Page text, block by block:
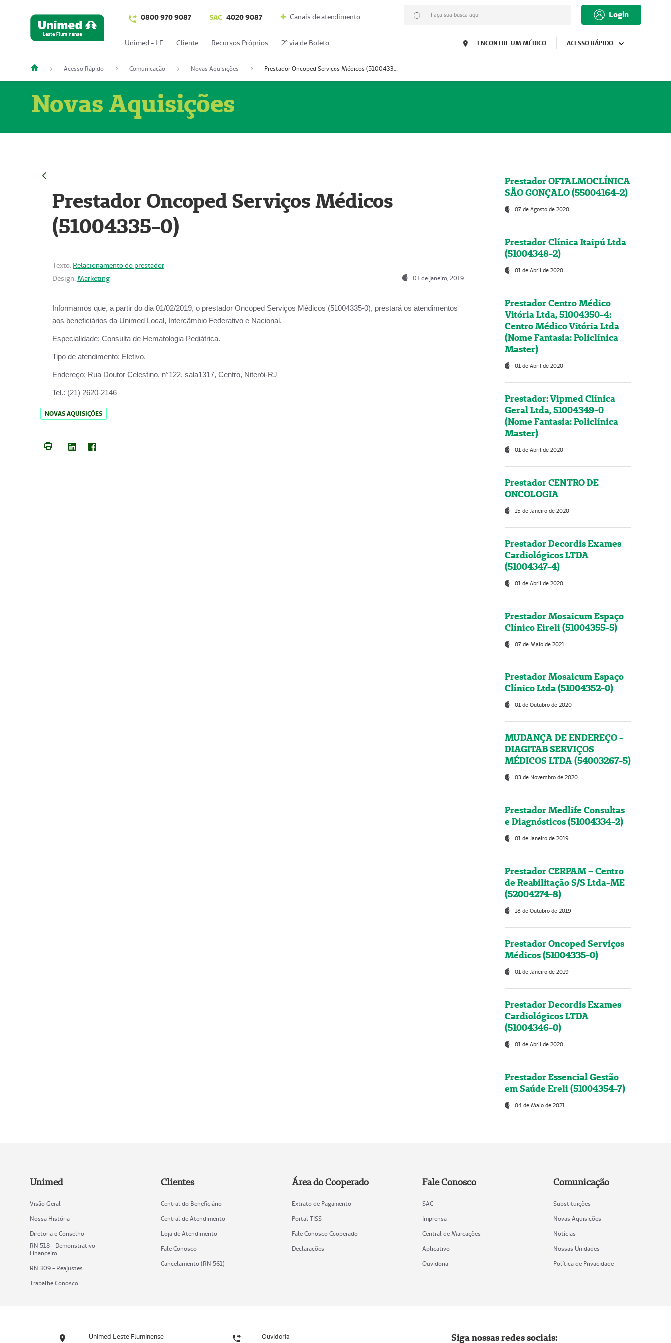
0800 970 9087 SAC 4020 9087 Canais de atendimento Faça sua busca aqui Login
Unimed - LF Cliente Recursos Próprios 2º via de Boleto ENCONTRE UM MÉDICO ACESSO RÁPIDO
Acesso Rápido Comunicação Novas Aquisições Prestador Oncoped Serviços Médicos (51004335-0)
Novas Aquisições
Prestador Oncoped Serviços Médicos
(51004335-0)
Texto: Relacionamento do prestador
Design: Marketing 01 de janeiro, 2019
Informamos que, a partir do dia 01/02/2019, o prestador Oncoped Serviços Médicos (51004335-0), prestará os atendimentos
aos beneficiários da Unimed Local, Intercâmbio Federativo e Nacional.
Especialidade: Consulta de Hematologia Pediátrica.
Tipo de atendimento: Eletivo.
Endereço: Rua Doutor Celestino, n°122, sala1317, Centro, Niterói-RJ
Tel.: (21) 2620-2146
NOVAS AQUISIÇÕES
Prestador OFTALMOCLÍNICA
SÃO GONÇALO (55004164-2)
07 de Agosto de 2020
Prestador Clínica Itaipú Ltda
(51004348-2)
01 de Abril de 2020
Prestador Centro Médico
Vitória Ltda, 51004350-4:
Centro Médico Vitória Ltda
(Nome Fantasia: Policlínica
Master)
01 de Abril de 2020
Prestador: Vipmed Clínica
Geral Ltda, 51004349-0
(Nome Fantasia: Policlínica
Master)
01 de Abril de 2020
Prestador CENTRO DE
ONCOLOGIA
15 de Janeiro de 2020
Prestador Decordis Exames
Cardiológicos LTDA
(51004347-4)
01 de Abril de 2020
Prestador Mosaicum Espaço
Clínico Eireli (51004355-5)
07 de Maio de 2021
Prestador Mosaicum Espaço
Clínico Ltda (51004352-0)
01 de Outubro de 2020
MUDANÇA DE ENDEREÇO -
DIAGITAB SERVIÇOS
MÉDICOS LTDA (54003267-5)
03 de Novembro de 2020
Prestador Medlife Consultas
e Diagnósticos (51004334-2)
01 de Janeiro de 2019
Prestador CERPAM – Centro
de Reabilitação S/S Ltda-ME
(52004274-8)
18 de Outubro de 2019
Prestador Oncoped Serviços
Médicos (51004335-0)
01 de Janeiro de 2019
Prestador Decordis Exames
Cardiológicos LTDA
(51004346-0)
01 de Abril de 2020
Prestador Essencial Gestão
em Saúde Ereli (51004354-7)
04 de Maio de 2021
Unimed
Visão Geral
Nossa História
Diretoria e Conselho
RN 518 - Demonstrativo
Financeiro
RN 309 - Reajustes
Trabalhe Conosco
Clientes
Central do Beneficiário
Central de Atendimento
Loja de Atendimento
Fale Conosco
Cancelamento (RN 561)
Área do Cooperado
Extrato de Pagamento
Portal TISS
Fale Conosco Cooperado
Declarações
Fale Conosco
SAC
Imprensa
Central de Marcações
Aplicativo
Ouvidoria
Comunicação
Substituições
Novas Aquisições
Notícias
Nossas Unidades
Política de Privacidade
Unimed Leste Fluminense Ouvidoria Siga nossas redes sociais: